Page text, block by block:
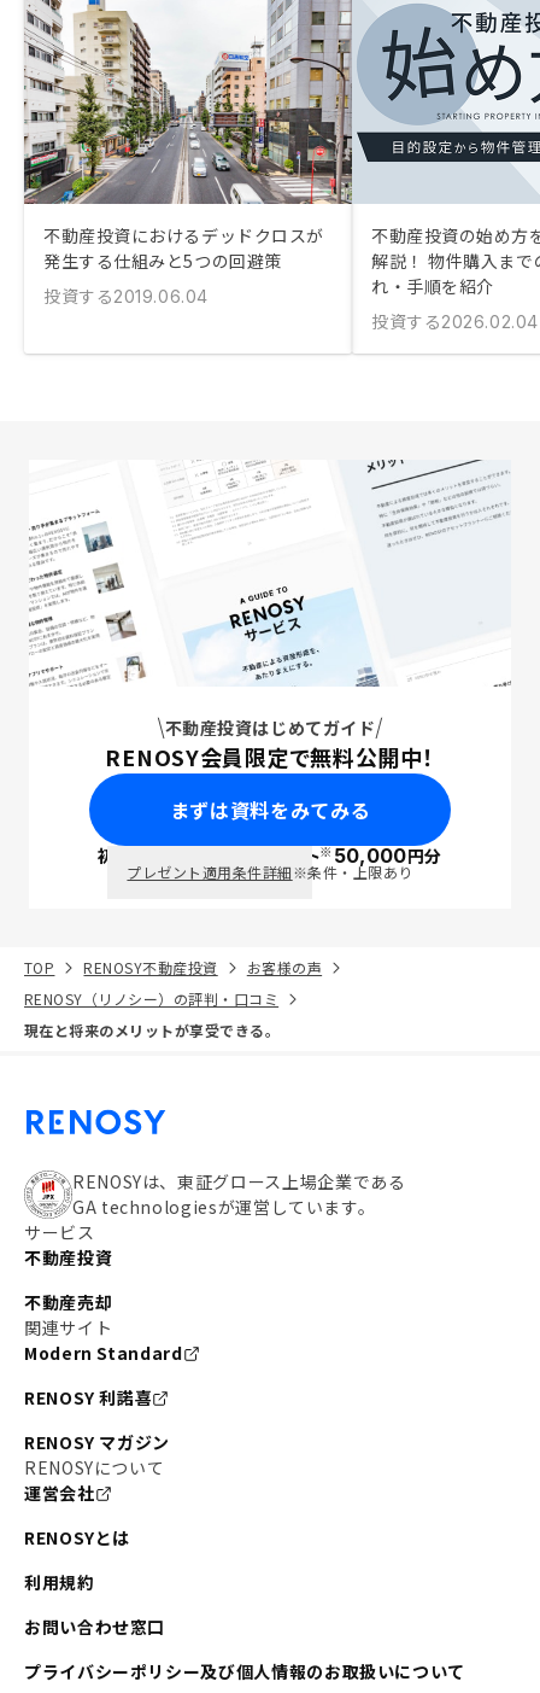
不動産投資におけるデッドクロスが
発生する仕組みと5つの回避策
投資する2019.06.04
不動産投資の始め方
解説！ 物件購入まで
れ・手順を紹介
投資する2026.02.04
不動産投資はじめてガイド
RENOSY会員限定で無料公開中！
まずは資料をみてみる
初回面談で ポイント※50,000円分
プレゼント適用条件詳細※条件・上限あり
TOP RENOSY不動産投資
お客様の声
RENOSY（リノシー）の評判・口コミ
現在と将来のメリットが享受できる。
RENOSYは、東証グロース上場企業である
GA technologiesが運営しています。
サービス
不動産投資
不動産売却
関連サイト
Modern Standard
RENOSY 利諾喜
RENOSY マガジン
RENOSYについて
運営会社
RENOSYとは
利用規約
お問い合わせ窓口
プライバシーポリシー及び個人情報のお取扱いについて